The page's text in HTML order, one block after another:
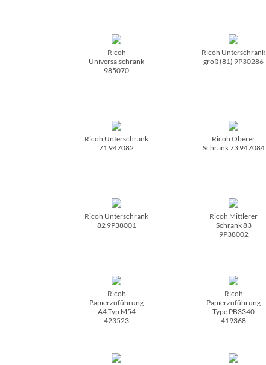
Ricoh
Universalschrank
985070
Ricoh Unterschrank
groß (81) 9P30286
Ricoh Unterschrank
71 947082
Ricoh Oberer
Schrank 73 947084
Ricoh Unterschrank
82 9P38001
Ricoh Mittlerer
Schrank 83
9P38002
Ricoh
Papierzuführung
A4 Typ M54
423523
Ricoh
Papierzuführung
Type PB3340
419368